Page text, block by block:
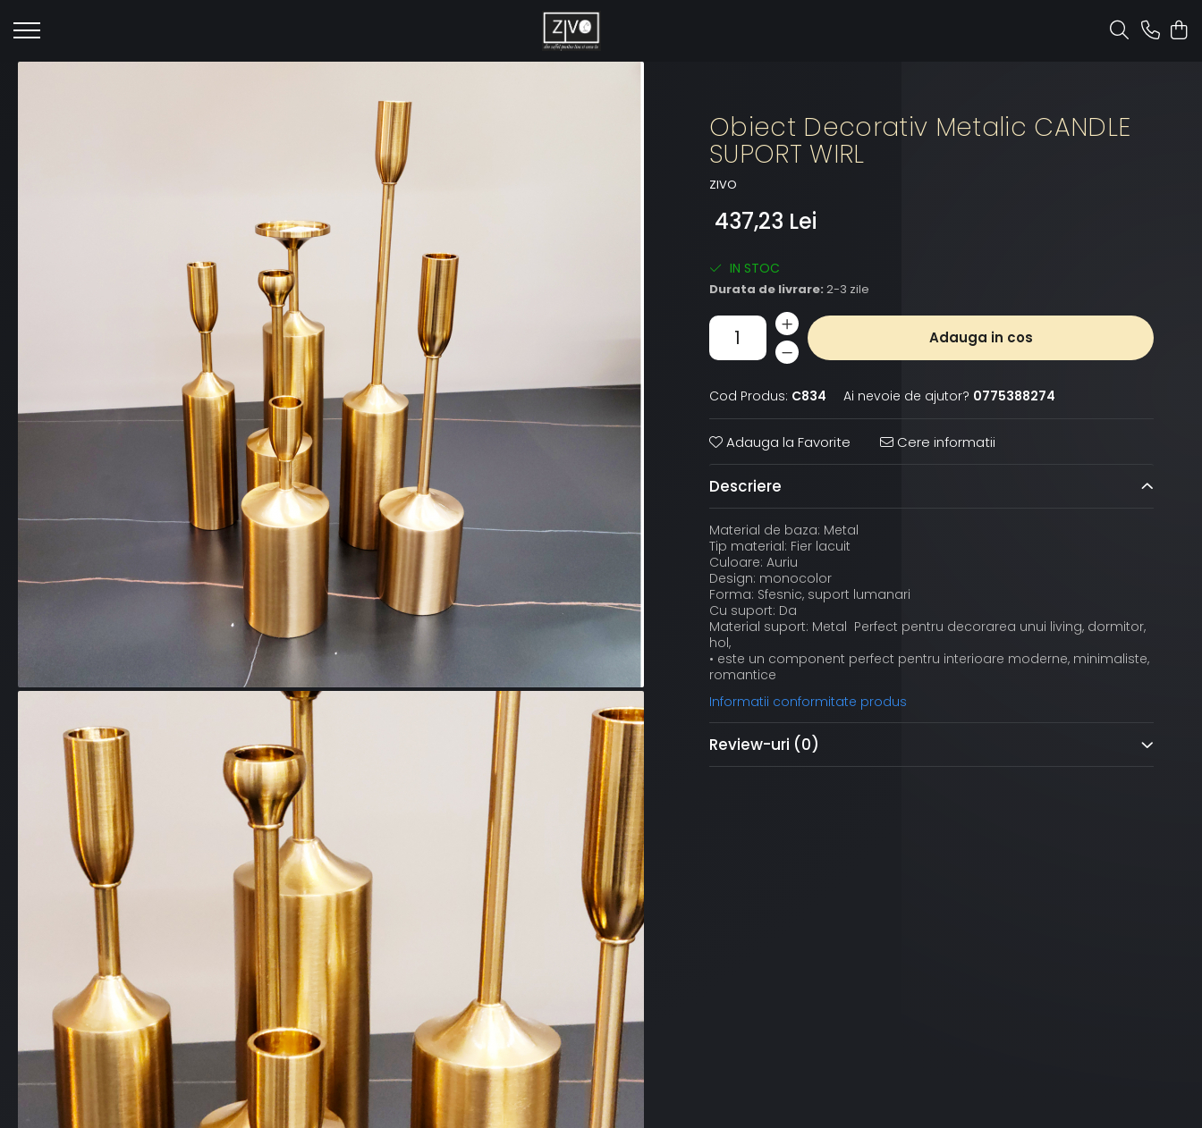
Obiect Decorativ Metalic CANDLE
SUPORT WIRL
ZIVO
437,23 Lei
IN STOC
Durata de livrare: 2-3 zile
Adauga in cos
Cod Produs: C834 Ai nevoie de ajutor? 0775388274
Adauga la Favorite Cere informatii
Descriere
Material de baza: Metal
Tip material: Fier lacuit
Culoare: Auriu
Design: monocolor
Forma: Sfesnic, suport lumanari
Cu suport: Da
Material suport: Metal Perfect pentru decorarea unui living, dormitor,
hol,
• este un component perfect pentru interioare moderne, minimaliste,
romantice
Informatii conformitate produs
Review-uri (0)